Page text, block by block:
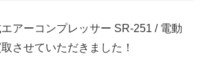
アーコンプレッサー SR-251 / 電動
させていただきました！